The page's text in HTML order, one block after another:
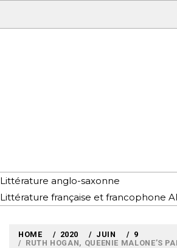
Littérature anglo-saxonne
Littérature française et francophone
HOME 2020 JUIN
9
RUTH HOGAN, QUEENIE MALONE’S